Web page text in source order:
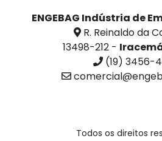
ENGEBAG Indústria de
R. Reinaldo da
13498-212 -
(19) 3456-
Todos os direitos